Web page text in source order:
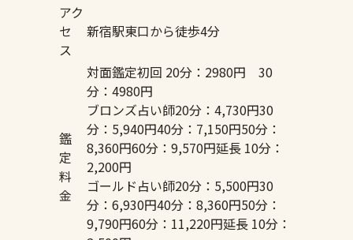
アク
セ
ス
新宿駅東口から徒歩4分
鑑
定
料
金
対面鑑定初回 20分：2980円 30
分：4980円
ブロンズ占い師20分：4,730円30
分：5,940円40分：7,150円50分：
8,360円60分：9,570円延長 10分：
2,200円
ゴールド占い師20分：5,500円30
分：6,930円40分：8,360円50分：
9,790円60分：11,220円延長 10分：